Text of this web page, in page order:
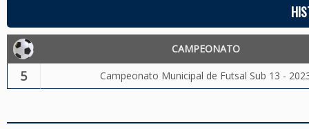
CAMPEONATO
5 Campeonato Municipal de Futsal Sub 13 -